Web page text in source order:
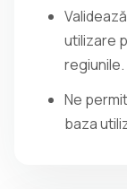
utilizare
regiunile.
Ne
baza